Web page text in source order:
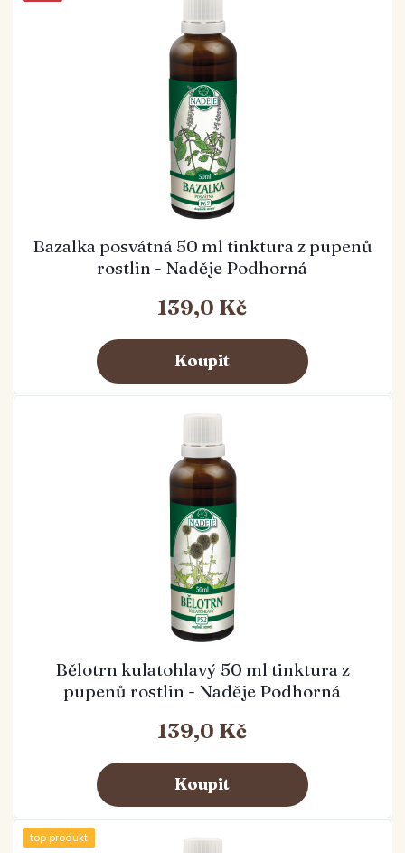
Bazalka posvátná 50 ml tinktura z pupenů
rostlin - Naděje Podhorná
139,0 Kč
Bělotrn kulatohlavý 50 ml tinktura z
pupenů rostlin - Naděje Podhorná
139,0 Kč
top produkt